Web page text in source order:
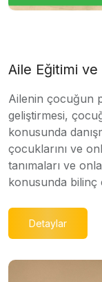
Aile Eğitimi ve
Ailenin çocuğun
geliştirmesi,
konusunda
çocuklarını ve
tanımaları ve
konusunda bilinç
Detaylar